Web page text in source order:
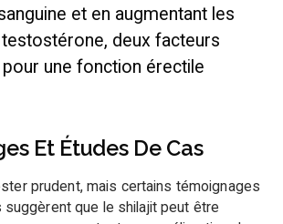
du mois
de réduction sur votre commande
le shilajit de
Primal Supplements !
et en augmentant les
deux facteurs
une fonction érectile
Et Études De Cas
prudent, mais certains témoignages
que le shilajit peut être